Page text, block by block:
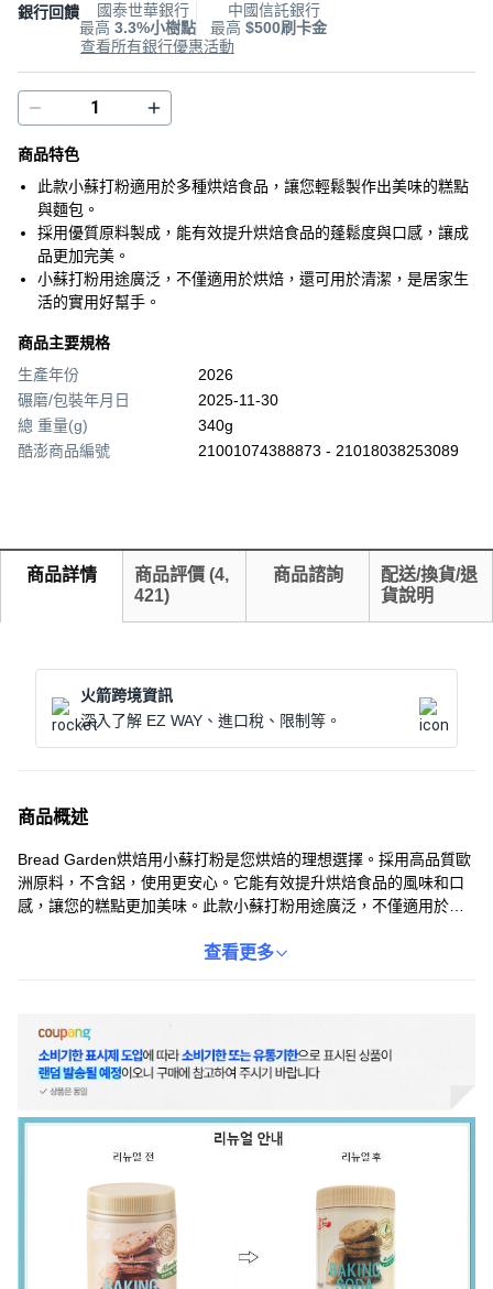
銀行回饋
國泰世華銀行
最高 3.3%小樹點
中國信託銀行
最高 $500刷卡金
查看所有銀行優惠活動
商品特色
此款小蘇打粉適用於多種烘焙食品，讓您輕鬆製作出美味的糕點
與麵包。
採用優質原料製成，能有效提升烘焙食品的蓬鬆度與口感，讓成
品更加完美。
小蘇打粉用途廣泛，不僅適用於烘焙，還可用於清潔，是居家生
活的實用好幫手。
商品主要規格
生產年份
2026
碾磨/包裝年月日
2025-11-30
總 重量(g)
340g
酷澎商品編號
21001074388873 - 21018038253089
商品詳情 商品評價 (4,
421)
商品諮詢
配送/換貨/退
貨說明
火箭跨境資訊
深入了解 EZ WAY、進口稅、限制等。
商品概述
Bread Garden烘焙用小蘇打粉是您烘焙的理想選擇。採用高品質歐
洲原料，不含鋁，使用更安心。它能有效提升烘焙食品的風味和口
感，讓您的糕點更加美味。此款小蘇打粉用途廣泛，不僅適用於製
的好幫手。使用後請務必蓋緊瓶蓋，並存放在陰涼乾燥處。
查看更多